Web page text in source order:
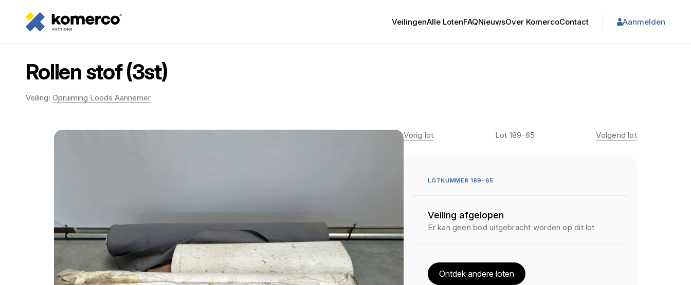
VeilingenAlle LotenFAQNieuwsOver KomercoContact Aanmelden
Rollen stof (3st)
Veiling: Opruiming Loods Aannemer
Vorig lot Lot 189-65 Volgend lot
LOTNUMMER 189-65
Veiling afgelopen
Er kan geen bod uitgebracht worden op dit lot
Ontdek andere loten